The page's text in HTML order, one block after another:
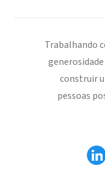
Trabalhando
construir
pessoas